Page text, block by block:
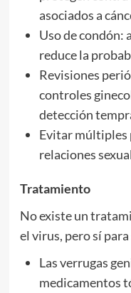
asociados a
Uso de condón:
reduce la
Revisiones
controles
detección
Evitar múltiples
relaciones
Tratamiento
No existe un
el virus, pero sí
Las verrugas
medicamentos